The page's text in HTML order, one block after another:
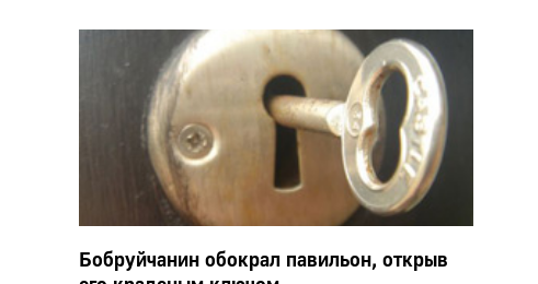
Бобруйчанин обокрал павильон, открыв